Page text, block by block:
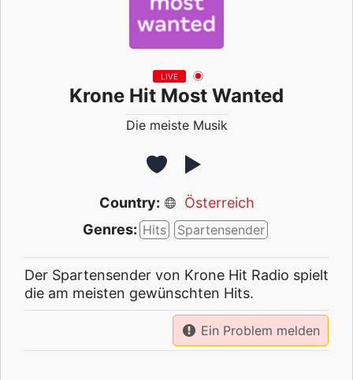
LIVE
Krone Hit Most Wanted
Die meiste Musik
Country:
Österreich
Genres: Hits Spartensender
Der Spartensender von Krone Hit Radio spielt
die am meisten gewünschten Hits.
Ein Problem melden